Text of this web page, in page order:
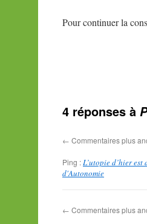
Pour continuer la
4 réponses à
← Commentaires plus
Ping :L’utopie d’hier
d'Autonomie
← Commentaires plus